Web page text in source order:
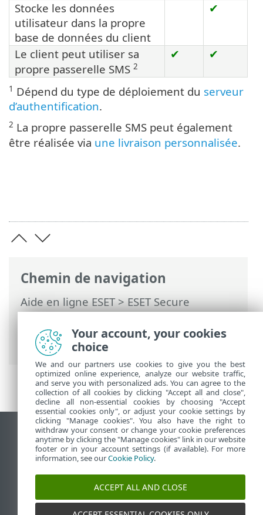
Chemin de navigation
Aide en ligne ESET>ESET Secure
Authentication On-Prem>Intégration
personnalisée via l’API et le SDK>
Résumé des différences
Stocke les données
utilisateur dans la propre
base de données du client
✔
Le client peut utiliser sa
propre passerelle SMS 2
✔ ✔
1 Dépend du type de déploiement du serveur
d’authentification.
2 La propre passerelle SMS peut également
être réalisée via une livraison personnalisée.
Afficher le site des postes de travail
End of Life
Base de connaissances ESET
ESET Status Portal
Support régional
Your account, your cookies
choice
We and our partners use cookies to give you the best
optimized online experience, analyze our website traffic,
and serve you with personalized ads. You can agree to the
collection of all cookies by clicking "Accept all and close",
decline all non-essential cookies by choosing "Accept
essential cookies only", or adjust your cookie settings by
clicking "Manage cookies". You also have the right to
withdraw your consent or change your cookie preferences
anytime by clicking the "Manage cookies" link in our website
footer or in your account settings (if available). For more
information, see ourCookie Policy.
ACCEPT ALL AND CLOSE